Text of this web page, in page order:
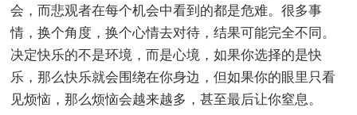
会，而悲观者在每个机会中看到的都是危难。很多事
情，换个角度，换个心情去对待，结果可能完全不同。
决定快乐的不是环境，而是心境，如果你选择的是快
乐，那么快乐就会围绕在你身边，但如果你的眼里只看
见烦恼，那么烦恼会越来越多，甚至最后让你窒息。